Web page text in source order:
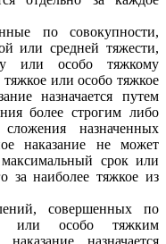
по совокупности,
или средней тяжести,
или особо тяжкому
или особо тяжкое
назначается путем
более строгим либо
назначенных
наказание не может
срок или
за наиболее тяжкое из
совершенных по
или особо тяжким
назначается